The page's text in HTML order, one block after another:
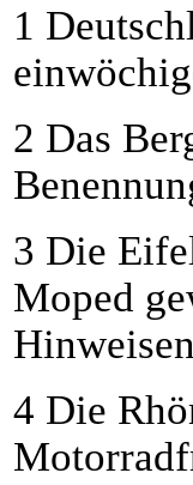
1
2 Das
3 Die
Moped
4 Die